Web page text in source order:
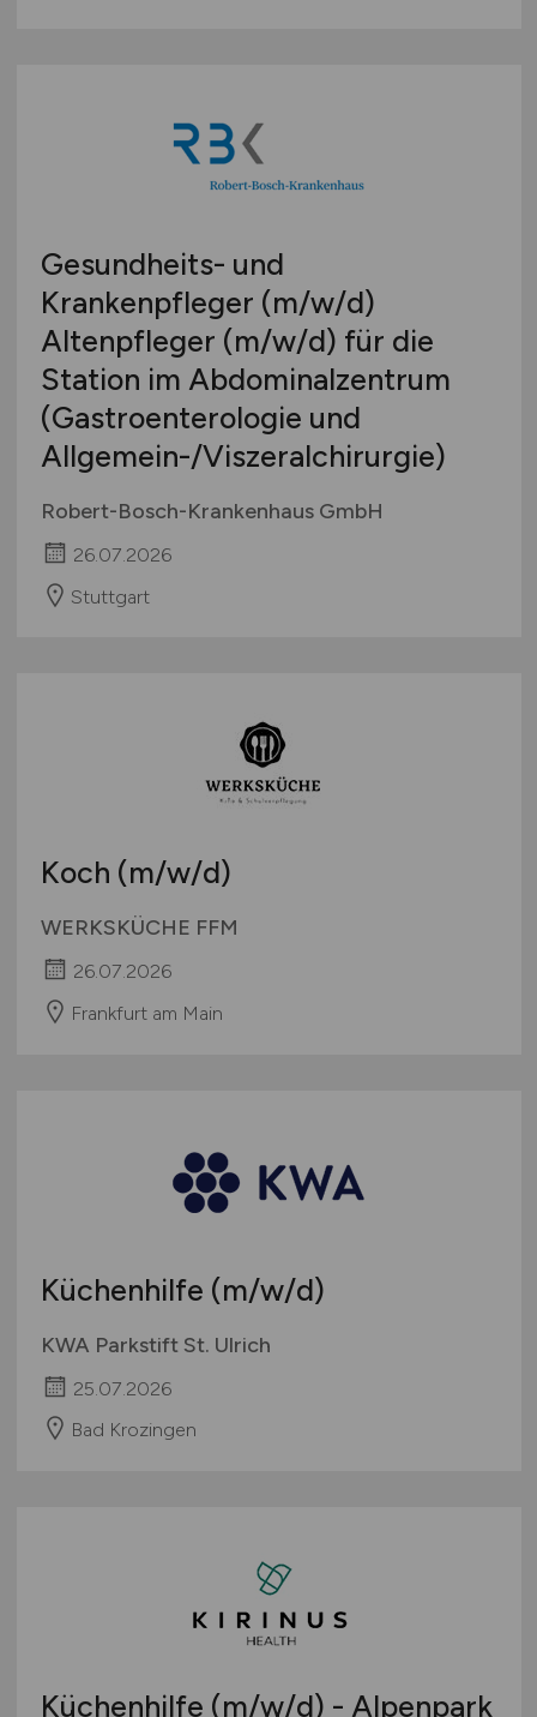
Gesundheits- und
Krankenpfleger (m/w/d)
Altenpfleger (m/w/d) für die
Station im Abdominalzentrum
(Gastroenterologie und
Allgemein-/Viszeralchirurgie)
Robert-Bosch-Krankenhaus GmbH
26.07.2026
Stuttgart
Koch (m/w/d)
WERKSKÜCHE FFM
26.07.2026
Frankfurt am Main
Küchenhilfe (m/w/d)
KWA Parkstift St. Ulrich
25.07.2026
Bad Krozingen
Küchenhilfe (m/w/d) - Alpenpark